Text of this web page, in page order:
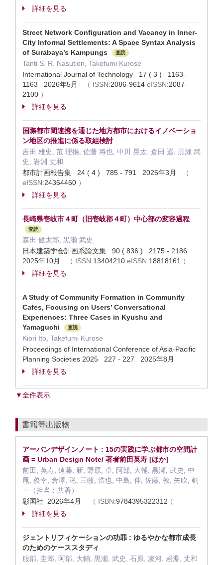
詳細を見る
Street Network Configuration and Vacancy in Inner-
City Informal Settlements: A Space Syntax Analysis
of Surabaya’s Kampungs
査読
Tanti S. R. Nasution, Takefumi Kurose
International Journal of Technology 17 ( 3 ) 1163 -
1163 2026年5月
（ ISSN:2086-9614 eISSN:2087-
2100 ）
詳細を見る
国際都市間連携を通じた地方都市におけるイノベーショ
ン地区の推進に係る取組検討
吉田 雄史, 范 理揚, 佐藤 将也, 中川 晃太, 倉田 遥, 黒瀨 武
史, 岩淵 丈和
都市計画報告集 24 ( 4 ) 785 - 791 2026年3月
（
eISSN:24364460 ）
詳細を見る
長崎県壱岐市４町（旧壱岐郡４町）中心部の変容過程
査読
森田 健太郎, 黒瀬 武史
日本建築学会計画系論文集 90 ( 836 ) 2175 - 2186
2025年10月
（ ISSN:13404210 eISSN:18818161 ）
詳細を見る
A Study of Community Formation in Community
Cafes, Focusing on Users’ Conversational
Experiences: Three Cases in Kyushu and
Yamaguchi
査読
Kiori Ito, Takefumi Kurose
Proceedings of International Conference of Asia-Pacific
Planning Societies 2025 227 - 227 2025年8月
詳細を見る
▼全件表示
書籍等出版物
アーバンデザインノート : 15の実践に学ぶ都市の空間計
画 = Urban Design Note/ 著者前田英寿 [ほか]
前田, 英寿, 遠藤, 新, 野原, 卓, 阿部, 大輔, 黒瀬, 武史, 中
尾, 俊幸, 倉澤, 聡, 三牧, 浩也, 中島, 伸, 佐藤, 敦, 矢吹, 剣
一（担当： 共著）
彰国社 2026年4月
（ ISBN:9784395322312 ）
詳細を見る
ジェントリフィケーションの功罪 : ゆるやかな都市成長
のためのケーススタディ
服部, 圭郎, 阿部, 大輔, 黒瀬, 武史, 石原, 凌河, 岩淵, 丈和